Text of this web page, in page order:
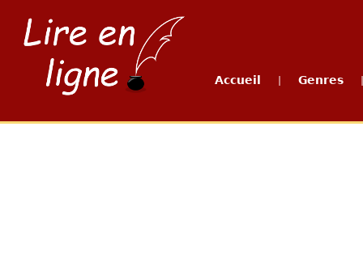
Accueil Genres